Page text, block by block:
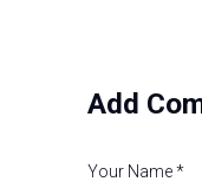
Add